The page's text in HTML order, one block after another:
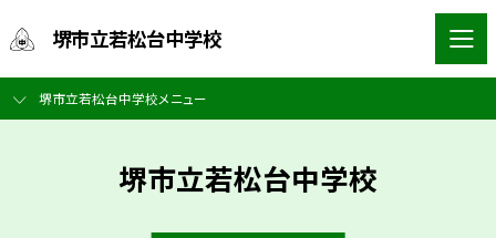
堺市立若松台中学校
堺市立若松台中学校メニュー
堺市立若松台中学校